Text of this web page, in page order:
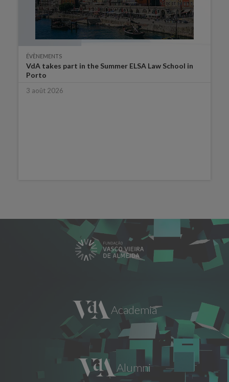
ÉVÈNEMENTS
VdA takes part in the Summer ELSA Law School in
Porto
3 août 2026